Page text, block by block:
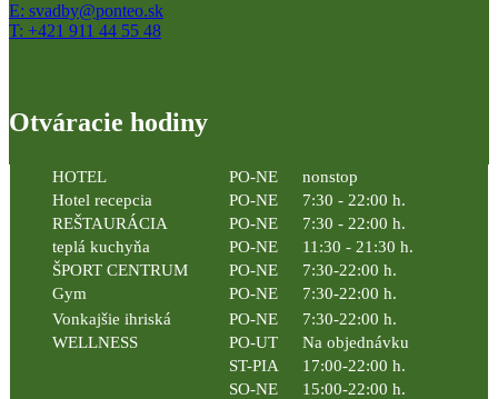
E: svadby@ponteo.sk
T: +421 911 44 55 48
Otváracie hodiny
HOTEL PO-NE
nonstop
Hotel recepcia
PO-NE
7:30 - 22:00 h.
REŠTAURÁCIA
PO-NE
7:30 - 22:00 h.
teplá kuchyňa
PO-NE
11:30 - 21:30 h.
ŠPORT CENTRUM
PO-NE
7:30-22:00 h.
Gym
PO-NE
7:30-22:00 h.
Vonkajšie ihriská
PO-NE
7:30-22:00 h.
WELLNESS
PO-UT
Na objednávku
ST-PIA
17:00-22:00 h.
SO-NE
15:00-22:00 h.